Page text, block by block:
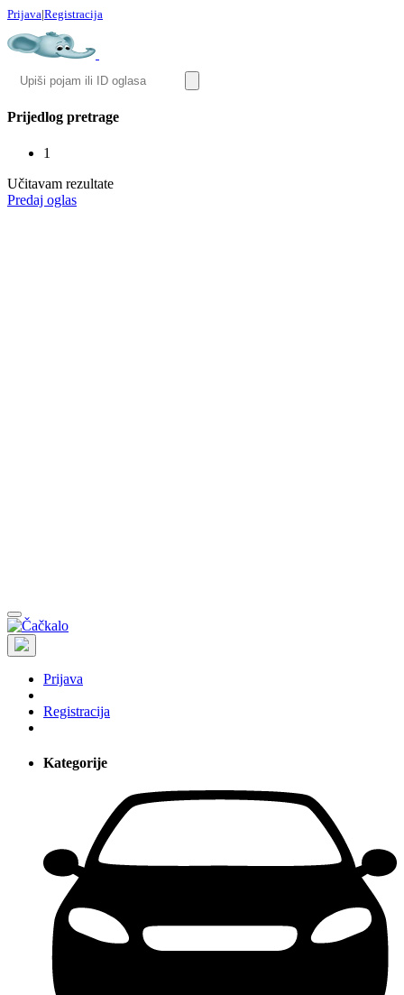
Prijava|Registracija
Prijedlog pretrage
1
Učitavam rezultate
Predaj oglas
Prijava
Registracija
Kategorije